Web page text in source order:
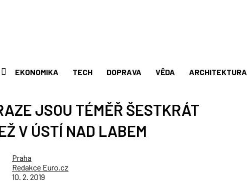
EKONOMIKA TECH DOPRAVA VĚDA ARCHITEKTURA
JSOU TÉMĚŘ ŠESTKRÁT
V ÚSTÍ NAD LABEM
Praha
Redakce Euro.cz
10. 2. 2019